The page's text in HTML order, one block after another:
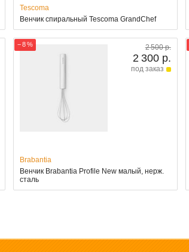
Tescoma
Венчик спиральный Tescoma GrandChef
− 8 % 2 500 р.
2 300 р.
под заказ
Brabantia
Венчик Brabantia Profile New малый, нерж.
сталь